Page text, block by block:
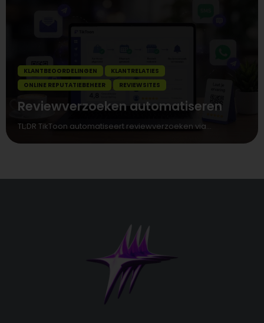
KLANTBEOORDELINGEN
KLANTRELATIES
ONLINE REPUTATIEBEHEER
REVIEWSITES
Reviewverzoeken automatiseren
TL;DR TikToon automatiseert reviewverzoeken via...